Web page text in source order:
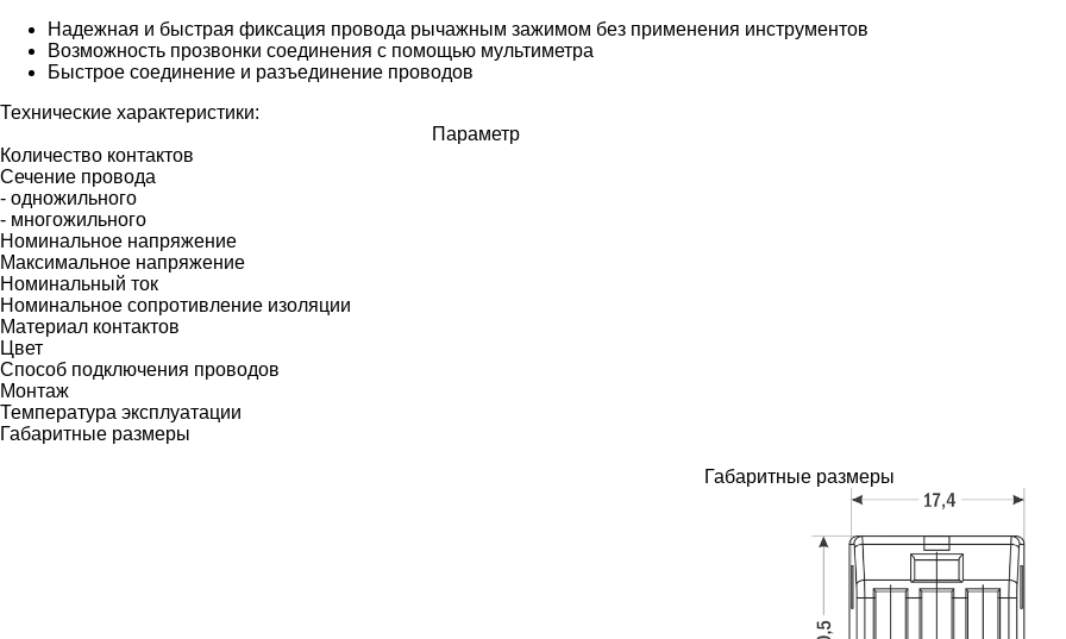
Надежная и быстрая фиксация провода рычажным зажимом без применения инструментов
Возможность прозвонки соединения с помощью мультиметра
Быстрое соединение и разъединение проводов
Технические характеристики:
Параметр
Количество контактов
Сечение провода
- одножильного
- многожильного
Номинальное напряжение
Максимальное напряжение
Номинальный ток
Номинальное сопротивление изоляции
Материал контактов
Цвет
Способ подключения проводов
Монтаж
Температура эксплуатации
Габаритные размеры
Габаритные размеры